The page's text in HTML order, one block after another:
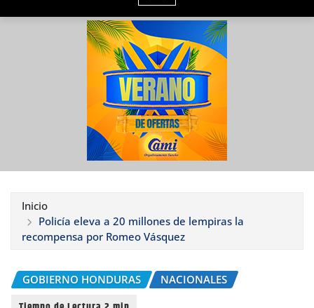
Inicio
Policía eleva a 20 millones de lempiras la
recompensa por Romeo Vásquez
GOBIERNO HONDURAS NACIONALES